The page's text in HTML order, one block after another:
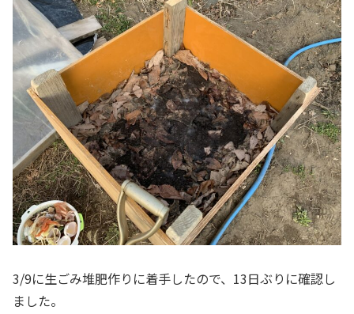
3/9に生ごみ堆肥作りに着手したので、13日ぶりに確認し
ました。